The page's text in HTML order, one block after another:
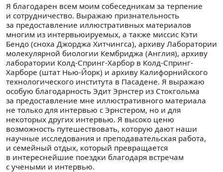
Я благодарен всем моим собеседникам за терпение
и сотрудничество. Выражаю признательность
за предоставление иллюстративных материалов
многим из интервьюируемых, а также миссис Кэти
Бендо (сноха Джорджа Хитчингса), архиву Лаборатории
молекулярной биологии Кембриджа (Англия), архиву
лаборатории Колд-Спринг-Харбор в Колд-Спринг-
Харборе (штат Нью-Йорк) и архиву Калифорнийского
технологического института в Пасадене. Я выражаю
особую благодарность Эдит Эрнстер из Стокгольма
за предоставление мне иллюстративного материала
не только для интервью с Эрнстером, но и для
некоторых других интервью. Я высоко ценю
возможность путешествовать, которую дают наши
научные исследования и преподавательская работа,
и семейный отдых, который превращается
в интереснейшие поездки благодаря встречам
с учеными и интервью.